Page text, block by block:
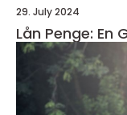
29. July 2024
Lån Penge: